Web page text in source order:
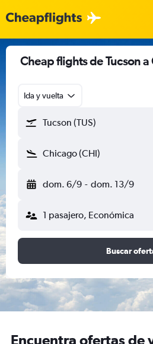
Cheap flights de Tucson
Ida y vuelta
Tucson (TUS)
Chicago (CHI)
dom. 6/9 - dom. 13/9
1 pasajero, Económica
Buscar
Encuentra ofertas de